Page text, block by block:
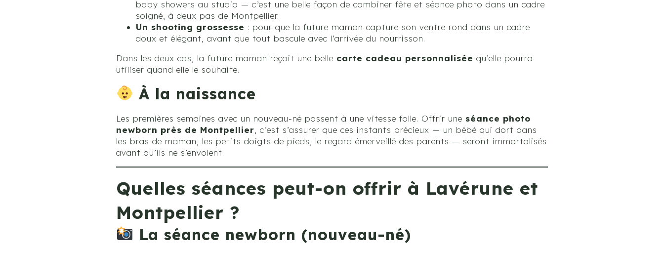
baby showers au studio — c’est une belle façon de combiner fête et séance photo dans un cadre
soigné, à deux pas de Montpellier.
Un shooting grossesse : pour que la future maman capture son ventre rond dans un cadre
doux et élégant, avant que tout bascule avec l’arrivée du nourrisson.
Dans les deux cas, la future maman reçoit une belle carte cadeau personnalisée qu’elle pourra
utiliser quand elle le souhaite.
À la naissance
Les premières semaines avec un nouveau-né passent à une vitesse folle. Offrir une séance photo
newborn près de Montpellier , c’est s’assurer que ces instants précieux — un bébé qui dort dans
les bras de maman, les petits doigts de pieds, le regard émerveillé des parents — seront immortalisés
avant qu’ils ne s’envolent.
Quelles séances peut-on offrir à Lavérune et
Montpellier ?
La séance newborn (nouveau-né)